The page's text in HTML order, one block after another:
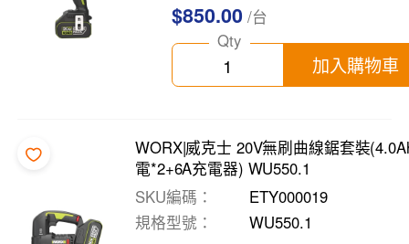
$850.00 /台
Qty
加入購物車
WORX|威克士 20V無刷曲線鋸套裝
電*2+6A充電器) WU550.1
SKU編碼
ETY000019
規格型號
WU550.1